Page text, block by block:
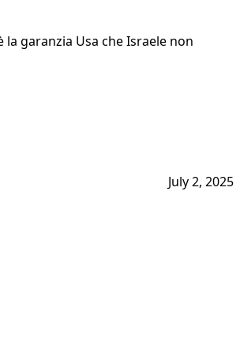
garanzia Usa che Israele non
July 2, 2025